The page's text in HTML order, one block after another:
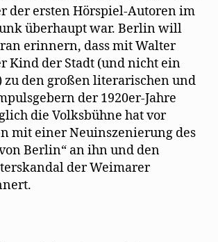
der ersten Hörspiel-Autoren im
überhaupt war. Berlin will
erinnern, dass mit Walter
Kind der Stadt (und nicht ein
zu den großen literarischen und
der 1920er-Jahre
die Volksbühne hat vor
mit einer Neuinszenierung des
Berlin“ an ihn und den
der Weimarer